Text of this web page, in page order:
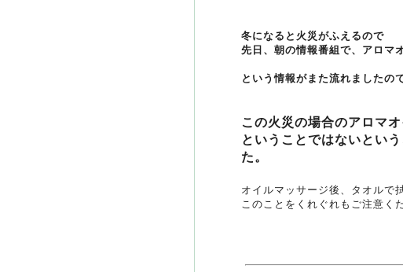
冬になると火災がふえるので
先日、朝の情報番組で、アロマ
という情報がまた流れましたの
この火災の場合のアロ
ということではないとい
た。
オイルマッサージ後、タオルで
このことをくれぐれもご注意く